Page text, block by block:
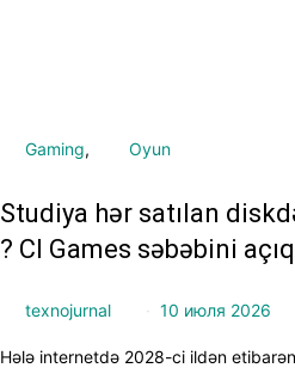
Gaming Oyun
Studiya hər satılan
? CI Games səbəbini
texnojurnal 10 июля 2026
Hələ internetdə 2028-ci ildən